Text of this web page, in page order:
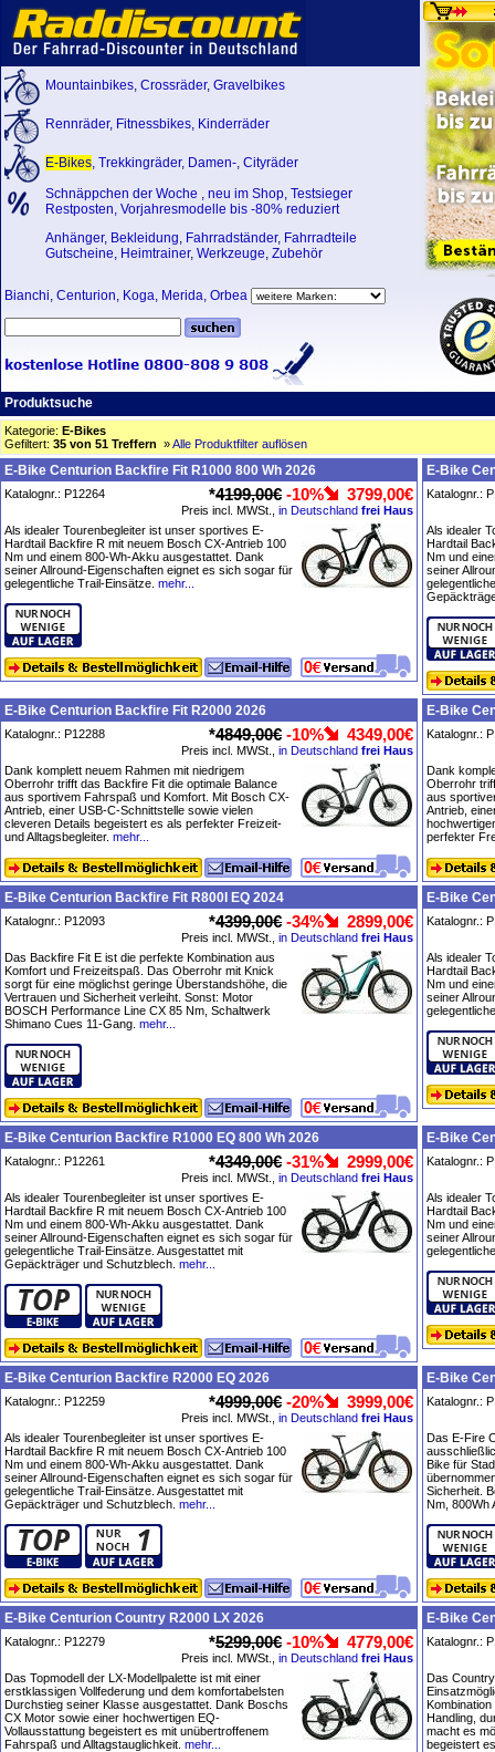
Mountainbikes, Crossräder, Gravelbikes
Rennräder, Fitnessbikes, Kinderräder
E-Bikes, Trekkingräder, Damen-, Cityräder
Schnäppchen der Woche , neu im Shop, Testsieger
Restposten, Vorjahresmodelle bis -80% reduziert
Anhänger, Bekleidung, Fahrradständer, Fahrradteile
Gutscheine, Heimtrainer, Werkzeuge, Zubehör
Bianchi, Centurion, Koga, Merida, Orbea
Produktsuche
Kategorie: E-Bikes
Gefiltert: 35 von 51 Treffern »Alle Produktfilter auflösen
E-Bike Centurion Backfire Fit R1000 800 Wh 2026
Katalognr.: P12264 *4199,00€ -10% 3799,00€
Preis incl. MWSt., in Deutschland frei Haus
Als idealer Tourenbegleiter ist unser sportives E-
Hardtail Backfire R mit neuem Bosch CX-Antrieb 100
Nm und einem 800-Wh-Akku ausgestattet. Dank
seiner Allround-Eigenschaften eignet es sich sogar für
gelegentliche Trail-Einsätze. mehr...
E-Bike
Katalognr.:
Als idealer
Hardtail
Nm und
seiner
E-Bike Centurion Backfire Fit R2000 2026
Katalognr.: P12288 *4849,00€ -10% 4349,00€
Preis incl. MWSt., in Deutschland frei Haus
Dank komplett neuem Rahmen mit niedrigem
Oberrohr trifft das Backfire Fit die optimale Balance
aus sportivem Fahrspaß und Komfort. Mit Bosch CX-
Antrieb, einer USB-C-Schnittstelle sowie vielen
cleveren Details begeistert es als perfekter Freizeit-
und Alltagsbegleiter. mehr...
E-Bike
Katalognr.:
Dank
Oberrohr
aus
Antrieb,
perfekter
E-Bike Centurion Backfire Fit R800I EQ 2024
Katalognr.: P12093 *4399,00€ -34% 2899,00€
Preis incl. MWSt., in Deutschland frei Haus
Das Backfire Fit E ist die perfekte Kombination aus
Komfort und Freizeitspaß. Das Oberrohr mit Knick
sorgt für eine möglichst geringe Überstandshöhe, die
Vertrauen und Sicherheit verleiht. Sonst: Motor
BOSCH Performance Line CX 85 Nm, Schaltwerk
Shimano Cues 11-Gang. mehr...
E-Bike
Katalognr.:
Als idealer
Hardtail
Nm und
seiner
E-Bike Centurion Backfire R1000 EQ 800 Wh 2026
Katalognr.: P12261 *4349,00€ -31% 2999,00€
Preis incl. MWSt., in Deutschland frei Haus
Als idealer Tourenbegleiter ist unser sportives E-
Hardtail Backfire R mit neuem Bosch CX-Antrieb 100
Nm und einem 800-Wh-Akku ausgestattet. Dank
seiner Allround-Eigenschaften eignet es sich sogar für
gelegentliche Trail-Einsätze. Ausgestattet mit
Gepäckträger und Schutzblech. mehr...
E-Bike
Katalognr.:
Als idealer
Hardtail
Nm und
seiner
E-Bike Centurion Backfire R2000 EQ 2026
Katalognr.: P12259 *4999,00€ -20% 3999,00€
Preis incl. MWSt., in Deutschland frei Haus
Als idealer Tourenbegleiter ist unser sportives E-
Hardtail Backfire R mit neuem Bosch CX-Antrieb 100
Nm und einem 800-Wh-Akku ausgestattet. Dank
seiner Allround-Eigenschaften eignet es sich sogar für
gelegentliche Trail-Einsätze. Ausgestattet mit
Gepäckträger und Schutzblech. mehr...
E-Bike
Katalognr.:
Das E-Fire
Bike für
Sicherheit.
Nm, 800Wh
E-Bike Centurion Country R2000 LX 2026
Katalognr.: P12279 *5299,00€ -10% 4779,00€
Preis incl. MWSt., in Deutschland frei Haus
Das Topmodell der LX-Modellpalette ist mit einer
erstklassigen Vollfederung und dem komfortabelsten
Durchstieg seiner Klasse ausgestattet. Dank Boschs
CX Motor sowie einer hochwertigen EQ-
Vollausstattung begeistert es mit unübertroffenem
Fahrspaß und Alltagstauglichkeit. mehr...
E-Bike
Katalognr.:
Das
Handling,
macht es
begeistert